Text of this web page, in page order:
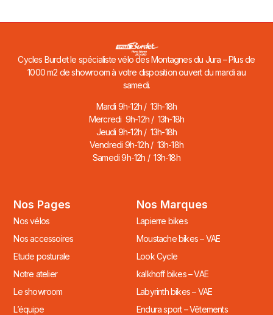
Cycles Burdet le spécialiste vélo des Montagnes du Jura – Plus de
1000 m2 de showroom à votre disposition ouvert du mardi au
samedi.
Mardi 9h-12h / 13h-18h
Mercredi 9h-12h / 13h-18h
Jeudi 9h-12h / 13h-18h
Vendredi 9h-12h / 13h-18h
Samedi 9h-12h / 13h-18h
Nos Pages
Nos vélos
Nos accessoires
Etude posturale
Notre atelier
Le showroom
L’équipe
Nos Marques
Lapierre bikes
Moustache bikes – VAE
Look Cycle
kalkhoff bikes – VAE
Labyrinth bikes – VAE
Endura sport – Vêtements